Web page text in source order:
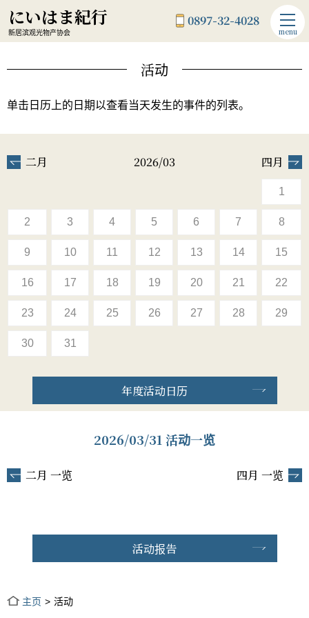
にいはま紀行
新居滨观光物产协会
0897-32-4028
menu
活动
单击日历上的日期以查看当天发生的事件的列表。
二月 2026/03 四月
1
2 3 4 5 6 7 8
9 10 11 12 13 14 15
16 17 18 19 20 21 22
23 24 25 26 27 28 29
30 31
年度活动日历
2026/03/31 活动一览
二月 一览 四月 一览
活动报告
主页 活动